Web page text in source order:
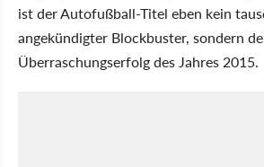
ist der Autofußball-Titel eben kein
angekündigter Blockbuster, sondern
Überraschungserfolg des Jahres 2015.